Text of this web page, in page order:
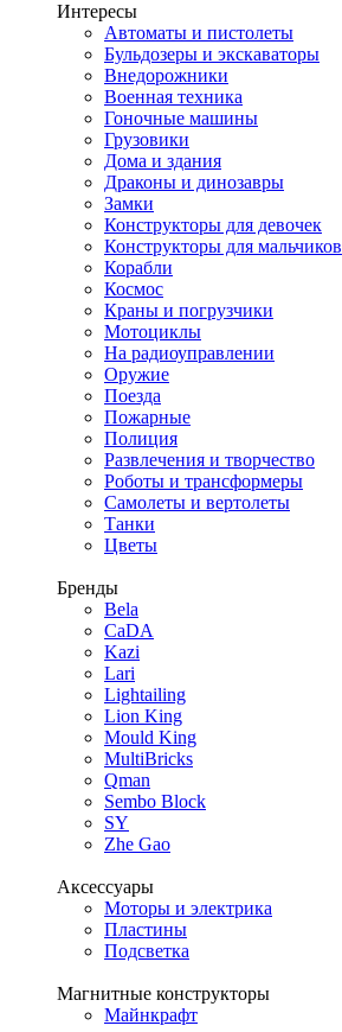
Интересы
Автоматы и пистолеты
Бульдозеры и экскаваторы
Внедорожники
Военная техника
Гоночные машины
Грузовики
Дома и здания
Драконы и динозавры
Замки
Конструкторы для девочек
Конструкторы для мальчиков
Корабли
Космос
Краны и погрузчики
Мотоциклы
На радиоуправлении
Оружие
Поезда
Пожарные
Полиция
Развлечения и творчество
Роботы и трансформеры
Самолеты и вертолеты
Танки
Цветы
Бренды
Bela
CaDA
Kazi
Lari
Lightailing
Lion King
Mould King
MultiBricks
Qman
Sembo Block
SY
Zhe Gao
Аксессуары
Моторы и электрика
Пластины
Подсветка
Магнитные конструкторы
Майнкрафт